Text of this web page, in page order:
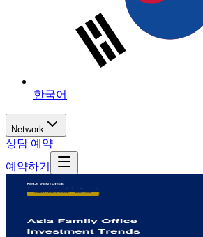
한국어
Network
상담 예약
예약하기